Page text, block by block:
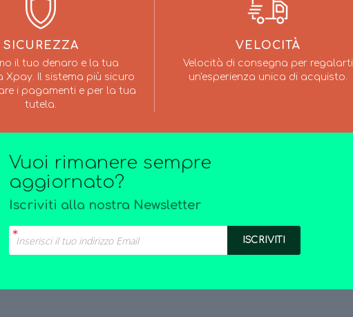
SICUREZZA
il tuo denaro e la tua
Xpay. Il sistema più sicuro
i pagamenti e per la tua
tutela.
VELOCITÀ
Velocità di consegna per regalarti
un'esperienza unica di acquisto.
Vuoi rimanere sempre
aggiornato?
Iscriviti alla nostra Newsletter